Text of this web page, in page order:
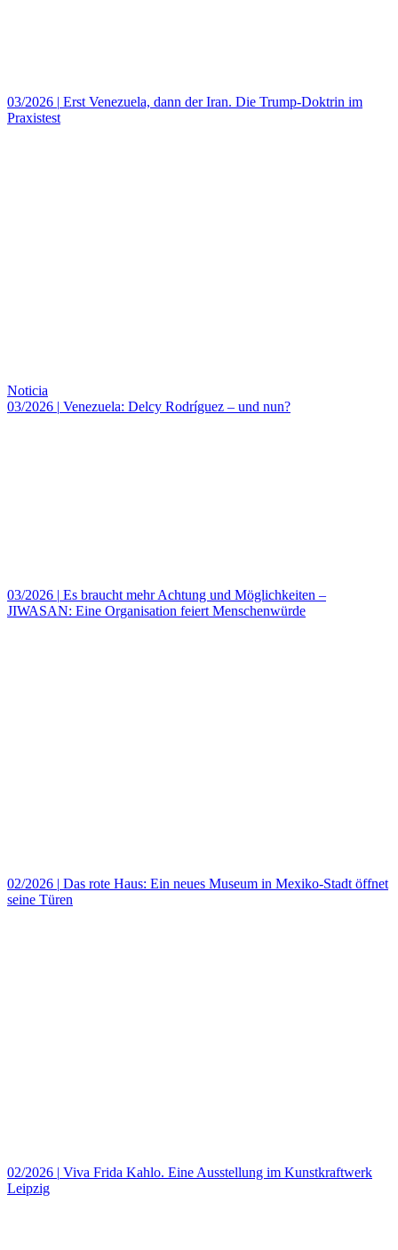
03/2026 | Erst Venezuela, dann der Iran. Die Trump-Doktrin im
Praxistest
Noticia
03/2026 | Venezuela: Delcy Rodríguez – und nun?
03/2026 | Es braucht mehr Achtung und Möglichkeiten –
JIWASAN: Eine Organisation feiert Menschenwürde
02/2026 | Das rote Haus: Ein neues Museum in Mexiko‑Stadt öffnet
seine Türen
02/2026 | Viva Frida Kahlo. Eine Ausstellung im Kunstkraftwerk
Leipzig